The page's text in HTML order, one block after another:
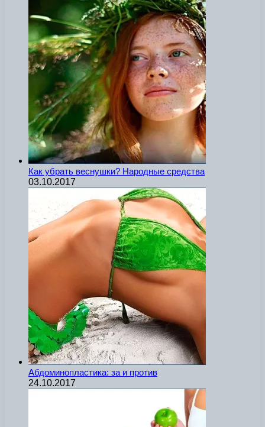
Как убрать веснушки? Народные средства
03.10.2017
Абдоминопластика: за и против
24.10.2017